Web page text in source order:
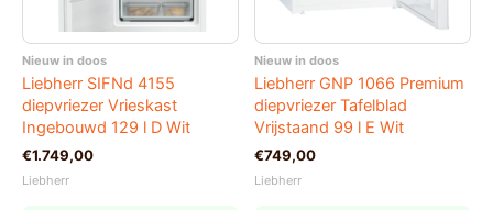
Nieuw in doos
Liebherr SIFNd 4155
diepvriezer Vrieskast
Ingebouwd 129 l D Wit
€1.749,00
Liebherr
Nieuw in doos
Liebherr GNP 1066 Premium
diepvriezer Tafelblad
Vrijstaand 99 l E Wit
€749,00
Liebherr